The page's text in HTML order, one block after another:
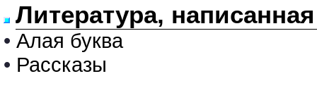
Литература,
• Алая буква
• Рассказы